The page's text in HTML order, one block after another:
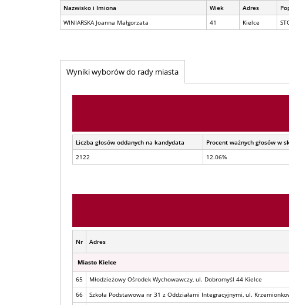
Nazwisko i Imiona Wiek Adres
WINIARSKA Joanna Małgorzata
41 Kielce
Wyniki wyborów do rady miasta
Liczba głosów oddanych na kandydata Procent ważnych głosów w
2122
12.06%
Nr Adres
Miasto Kielce
65 Młodzieżowy Ośrodek Wychowawczy, ul. Dobromyśl 44 Kielce
66
Szkoła Podstawowa nr 31 z Oddziałami Integracyjnymi, ul.